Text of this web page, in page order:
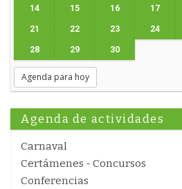
14 15 16 17
21 22 23 24
28 29 30
Agenda para hoy
Agenda de actividades
Carnaval
Certámenes - Concursos
Conferencias